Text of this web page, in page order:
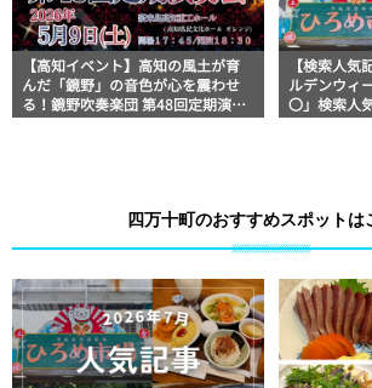
【高知イベント】高知の風土が育
んだ「鏡野」の音色が心を震わせ
る！鏡野吹奏楽団 第48回定期演奏
【検索人
ルデンウィ
〇」検索人
四万十町のおすすめスポットは